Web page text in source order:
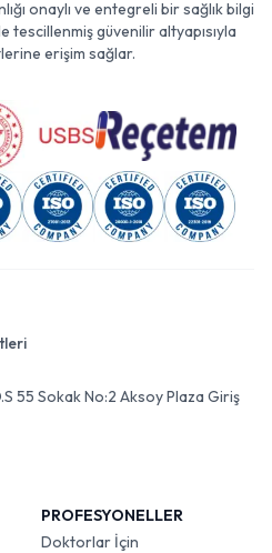
onaylı ve entegreli bir sağlık bilgi
tescillenmiş güvenilir altyapısıyla
erişim sağlar.
55 Sokak No:2 Aksoy Plaza Giriş
PROFESYONELLER
Doktorlar İçin